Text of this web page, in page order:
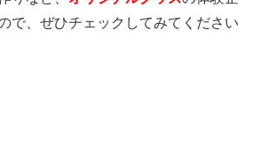
で、ぜひチェックしてみてください